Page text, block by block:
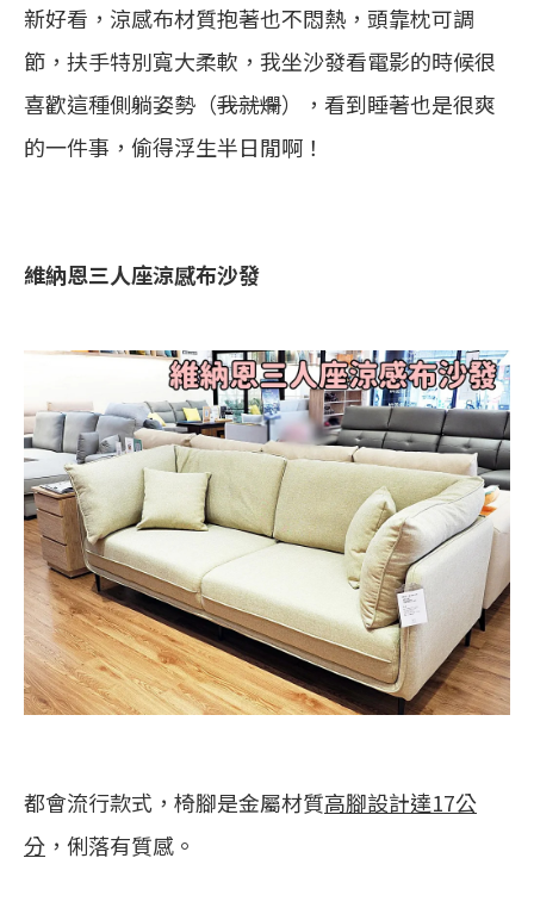
新好看，涼感布材質抱著也不悶熱，頭靠枕可調
節，扶手特別寬大柔軟，我坐沙發看電影的時候很
喜歡這種側躺姿勢（我就爛），看到睡著也是很爽
的一件事，偷得浮生半日閒啊！
維納恩三人座涼感布沙發
都會流行款式，椅腳是金屬材質高腳設計達17公
分 ，俐落有質感。